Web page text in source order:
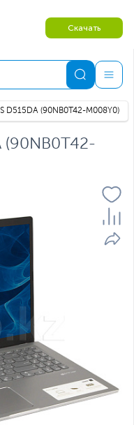
Скачать
D515DA (90NB0T42-M008Y0)
(90NB0T42-